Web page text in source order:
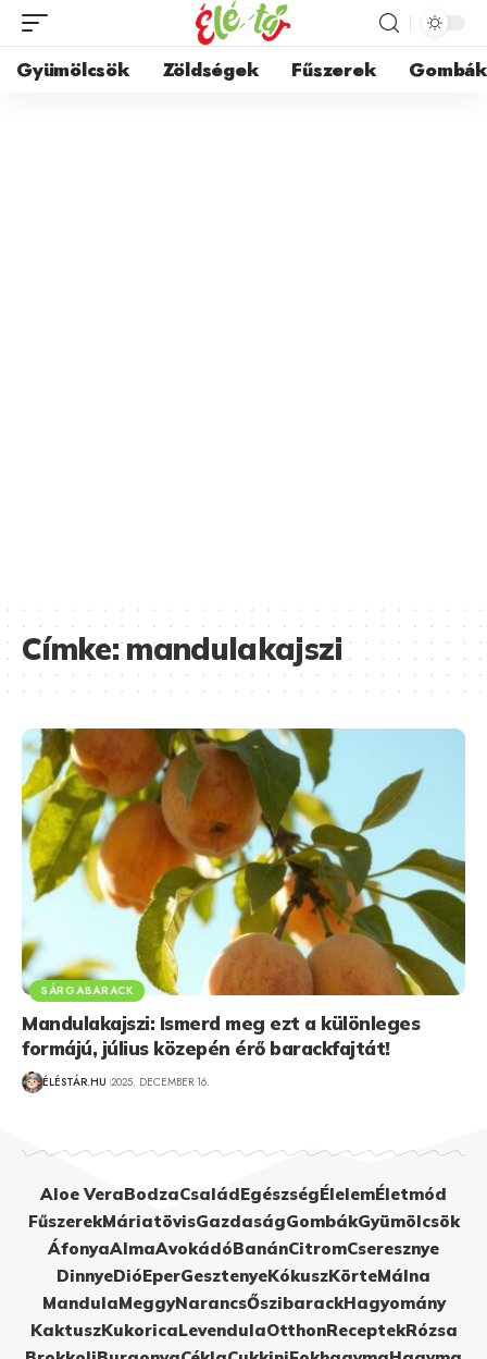
Gyümölcsök Zöldségek Fűszerek Gombák
Címke:mandulakajszi
SÁRGABARACK
Mandulakajszi: Ismerd meg ezt a különleges
formájú, július közepén érő barackfajtát!
ÉLÉSTÁR.HU 2025. DECEMBER 16.
Aloe VeraBodzaCsaládEgészségÉlelemÉletmód
FűszerekMáriatövisGazdaságGombákGyümölcsök
ÁfonyaAlmaAvokádóBanánCitromCseresznye
DinnyeDióEperGesztenyeKókuszKörteMálna
MandulaMeggyNarancsŐszibarackHagyomány
KaktuszKukoricaLevendulaOtthonReceptekRózsa